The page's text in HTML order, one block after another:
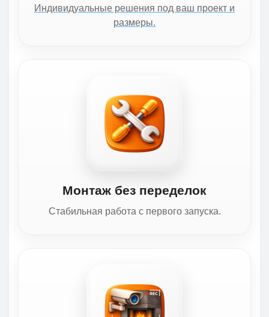
Индивидуальные решения под ваш проект и
размеры.
Монтаж без переделок
Стабильная работа с первого запуска.